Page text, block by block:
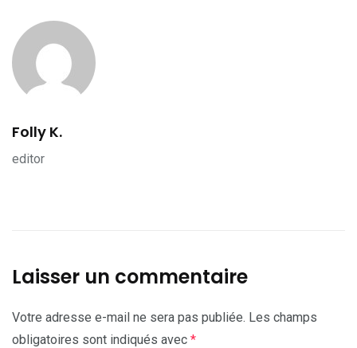
Folly K.
editor
Laisser un commentaire
Votre adresse e-mail ne sera pas publiée. Les champs
obligatoires sont indiqués avec *